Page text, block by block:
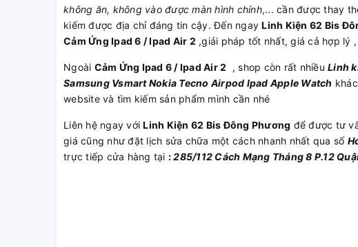
không ăn, không vào được màn hình chính,... cần được thay
kiếm được địa chỉ đáng tin cậy. Đến ngayLinh Kiện 62 Bis
Cảm Ứng Ipad 6 / Ipad Air 2 ,giải pháp tốt nhất, giá cả hợp lý
Ngoài Cảm Ứng Ipad 6 / Ipad Air 2 , shop còn rất nhiều Linh
Samsung Vsmart Nokia Tecno Airpod Ipad Apple Watch
website và tìm kiếm sản phẩm mình cần nhé
Liên hệ ngay vớiLinh Kiện 62 Bis Đông Phương để được tư
giá cũng như đặt lịch sửa chữa một cách nhanh nhất qua số
trực tiếp cửa hàng tại :285/112 Cách Mạng Tháng 8 P.12